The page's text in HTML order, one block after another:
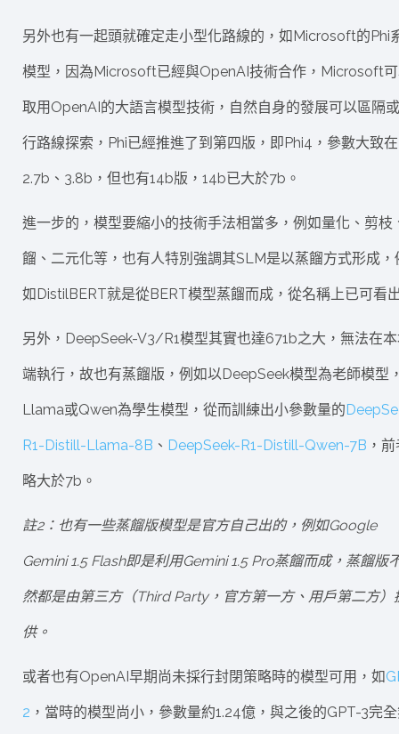
另外也有一起頭就確定走小型化路線的，如Microsoft的Phi
模型，因為Microsoft已經與OpenAI技術合作，Microsoft
取用OpenAI的大語言模型技術，自然自身的發展可以區隔
行路線探索，Phi已經推進了到第四版，即Phi4，參數大致在
2.7b、3.8b，但也有14b版，14b已大於7b。
進一步的，模型要縮小的技術手法相當多，例如量化、剪枝
餾、二元化等，也有人特別強調其SLM是以蒸餾方式形成，
如DistilBERT就是從BERT模型蒸餾而成，從名稱上已可看
另外，DeepSeek-V3/R1模型其實也達671b之大，無法在
端執行，故也有蒸餾版，例如以DeepSeek模型為老師模型
Llama或Qwen為學生模型，從而訓練出小參數量的
R1-Distill-Llama-8B 、 DeepSeek-R1-Distill-Qwen-7B ，
略大於7b。
註2：也有一些蒸餾版模型是官方自己出的，例如Google
Gemini 1.5 Flash即是利用Gemini 1.5 Pro蒸餾而成，蒸餾版
然都是由第三方（Third Party，官方第一方、用戶第二方）
供。
或者也有OpenAI早期尚未採行封閉策略時的模型可用，如
2 ，當時的模型尚小，參數量約1.24億，與之後的GPT-3完